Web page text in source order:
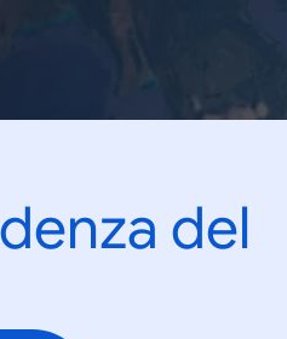
del